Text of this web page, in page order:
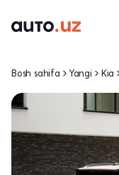
Bosh sahifa Yangi Kia